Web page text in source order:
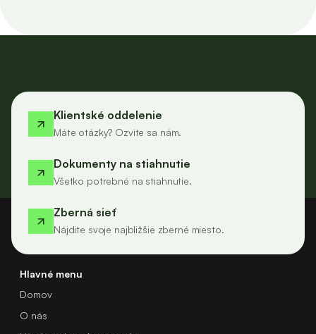
Klientské oddelenie
Máte otázky? Ozvite sa nám.
Dokumenty na stiahnutie
Všetko potrebné na stiahnutie.
Zberná sieť
Nájdite svoje najbližšie zberné miesto.
Hlavné menu
Domov
O nás